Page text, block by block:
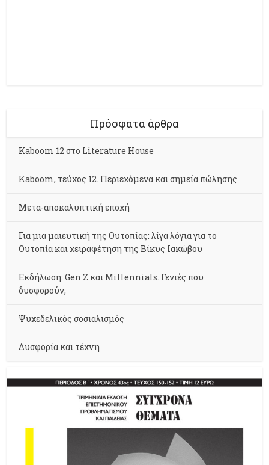
Πρόσφατα άρθρα
Kaboom 12 στο Literature House
Kaboom, τεύχος 12. Περιεχόμενα και σημεία πώλησης
Μετα-αποκαλυπτική εποχή
Για μια μαιευτική της Ουτοπίας: λίγα λόγια για το
Ουτοπία και χειραφέτηση της Βίκυς Ιακώβου
Εκδήλωση: Gen Z και Millennials. Γενιές που
δυσφορούν;
Ψυχεδελικός σοσιαλισμός
Δυσφορία και τέχνη